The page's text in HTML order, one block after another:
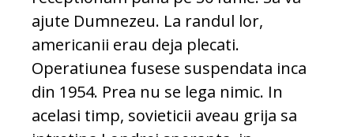
ajute Dumnezeu. La randul lor,
americanii erau deja plecati.
Operatiunea fusese suspendata inca
din 1954. Prea nu se lega nimic. In
acelasi timp, sovieticii aveau grija sa